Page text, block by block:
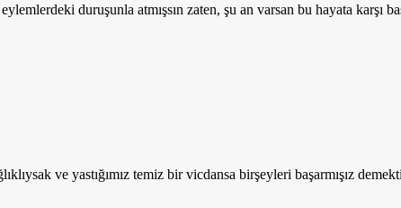
duruşunla atmışsın zaten, şu an varsan bu hayata karşı
ve yastığımız temiz bir vicdansa birşeyleri başarmışız